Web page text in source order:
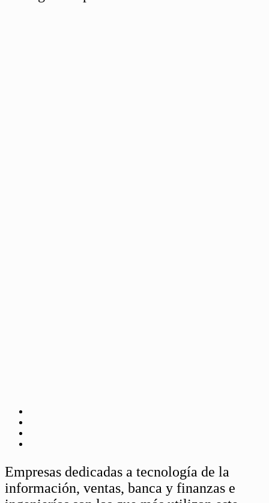
Empresas dedicadas a tecnología de la
información, ventas, banca y finanzas e